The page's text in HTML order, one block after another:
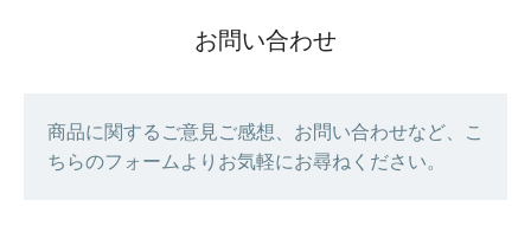
お問い合わせ
商品に関するご意見ご感想、お問い合わせなど、こ
ちらのフォームよりお気軽にお尋ねください。